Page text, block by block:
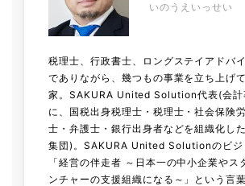
いのうえいっせい
税理士、行政書士、ロングステイアドバ
でありながら、幾つもの事業を立ち上げ
家。SAKURA United Solution代表(会計
に、国税出身税理士・税理士・社会保険
士・弁護士・銀行出身者などを組織化し
集団)。SAKURA United Solutionのビジ
「経営の伴走者 ～日本一の中小企業やス
ンチャーの支援組織になる～」という言